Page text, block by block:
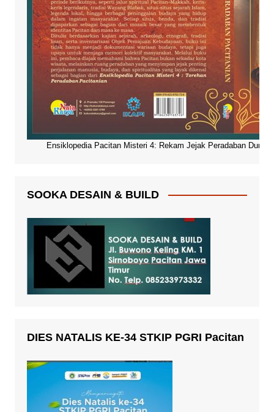
Ensiklopedia Pacitan Misteri 4: Rekam Jejak Peradaban Dunia
SOOKA DESAIN & BUILD
DIES NATALIS KE-34 STKIP PGRI Pacitan